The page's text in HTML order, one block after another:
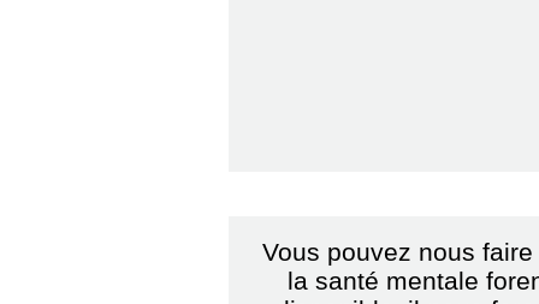
Vous pouvez nous
la santé mentale